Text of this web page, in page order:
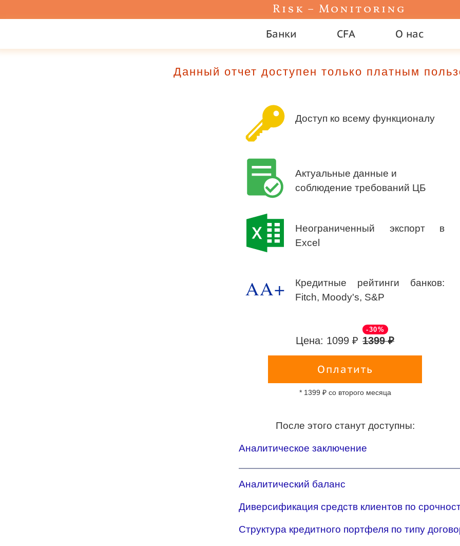
Risk – Monitoring
Банки CFA О нас
Данный отчет доступен только платным
Доступ ко всему функционалу
Актуальные данные и
соблюдение требований ЦБ
Неограниченный экспорт в
Excel
AA+
Кредитные рейтинги банков:
Fitch, Moody's, S&P
Цена: 1099 ₽ 1399 ₽
-30%
Оплатить
* 1399 ₽ со второго месяца
После этого станут доступны:
Аналитическое заключение
Аналитический баланс
Диверсификация средств клиентов по
Структура кредитного портфеля по типу